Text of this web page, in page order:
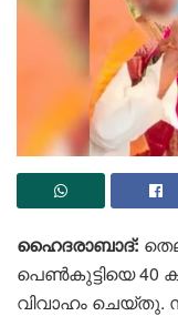
ഹൈദരാബാദ്:
പെൺകുട്ടിയെ 40
വിവാഹം ചെയ്തു.